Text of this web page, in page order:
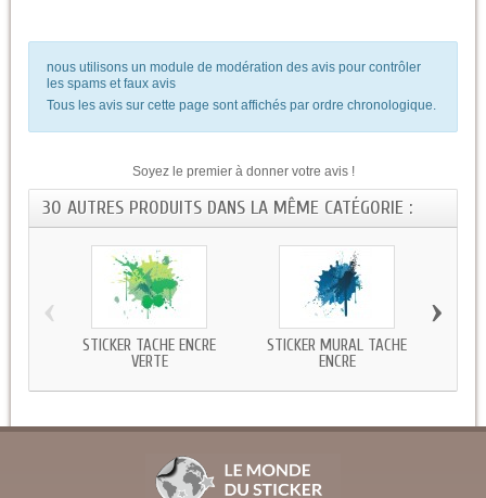
nous utilisons un module de modération des avis pour contrôler
les spams et faux avis
Tous les avis sur cette page sont affichés par ordre chronologique.
Soyez le premier à donner votre avis !
30 AUTRES PRODUITS DANS LA MÊME CATÉGORIE :
STICKER TACHE ENCRE
VERTE
STICKER MURAL TACHE
ENCRE
‹ ›